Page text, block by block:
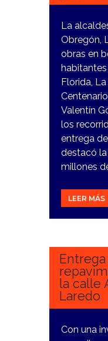
La
Obregón,
obras en
Florida,
Valentín
los
entrega
destacó la
millones
LEER MÁS
1
la calle
Laredo
Con una